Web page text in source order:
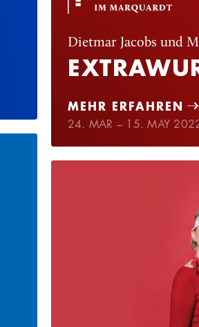
Dietmar Jacobs und
MEHR ERFAHREN
24. MAR – 15. MAY